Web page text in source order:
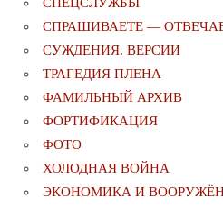
СПРАШИВАЕТЕ —
СУЖДЕНИЯ. ВЕРСИИ
ТРАГЕДИЯ ПЛЕНА
ФАМИЛЬНЫЙ АРХИВ
ФОРТИФИКАЦИЯ
ФОТО
ХОЛОДНАЯ ВОЙНА
ЭКОНОМИКА И